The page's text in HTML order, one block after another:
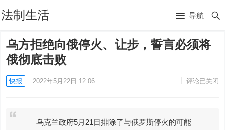
法制生活 导航
乌方拒绝向俄停火、让步，誓言必须将
俄彻底击败
快报 2022年5月22日 12:06 评论已关闭
乌克兰政府5月21日排除了与俄罗斯停火的可能